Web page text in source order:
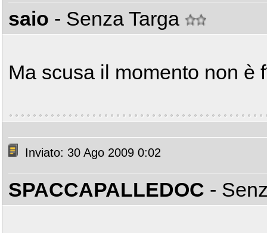
saio - Senza Targa
Ma scusa il momento non è
Inviato: 30 Ago 2009 0:02
SPACCAPALLEDOC -